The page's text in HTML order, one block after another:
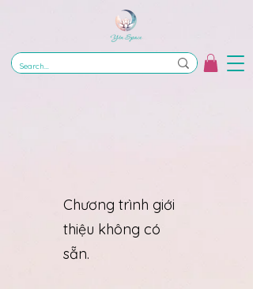
Chương trình giới
thiệu không có
sẵn.